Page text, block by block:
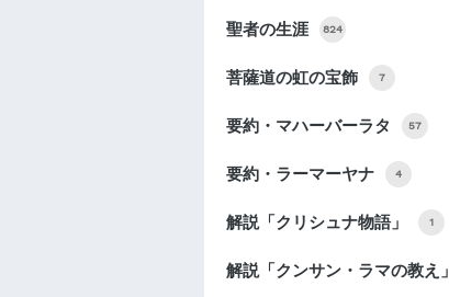
聖者の生涯 824
菩薩道の虹の宝飾 7
要約・マハーバーラタ 57
要約・ラーマーヤナ 4
解説「クリシュナ物語」 1
解説「クンサン・ラマの教え」